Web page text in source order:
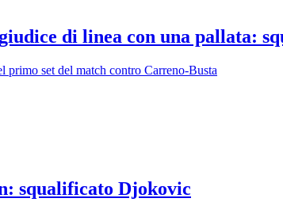
di linea con una pallata:
primo set del match contro Carreno-Busta
squalificato Djokovic